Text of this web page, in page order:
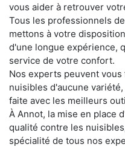
vous aider à retrouver
Tous les professionnels
mettons à votre
d'une longue expérience,
service de votre confort.
Nos experts peuvent
nuisibles d'aucune
faite avec les meilleurs
À Annot, la mise en place
qualité contre les
spécialité de tous nos